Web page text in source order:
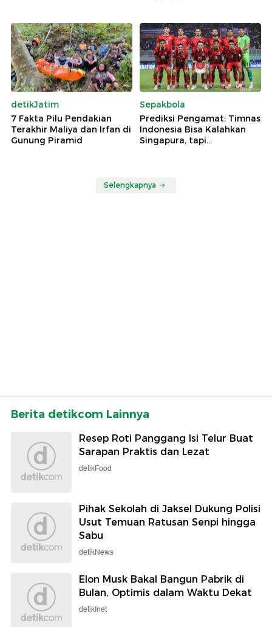
detikJatim
7 Fakta Pilu Pendakian
Terakhir Maliya dan Irfan di
Gunung Piramid
Sepakbola
Prediksi Pengamat: Timnas
Indonesia Bisa Kalahkan
Singapura, tapi...
Selengkapnya
Berita detikcom Lainnya
Resep Roti Panggang Isi Telur Buat
Sarapan Praktis dan Lezat
detikFood
Pihak Sekolah di Jaksel Dukung Polisi
Usut Temuan Ratusan Senpi hingga
Sabu
detikNews
Elon Musk Bakal Bangun Pabrik di
Bulan, Optimis dalam Waktu Dekat
detikInet